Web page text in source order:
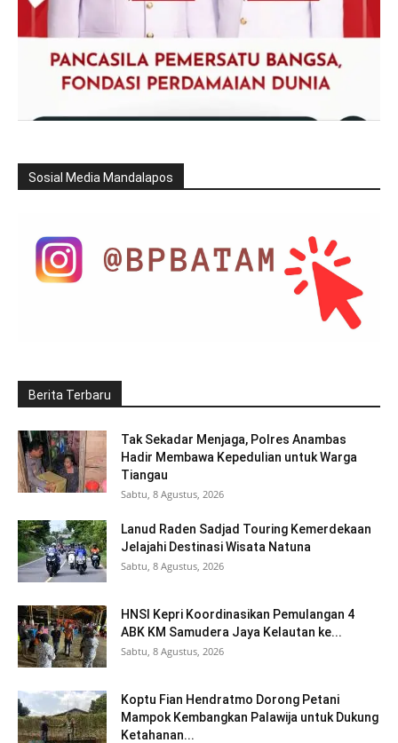
Sosial Media Mandalapos
Berita Terbaru
Tak Sekadar Menjaga, Polres Anambas
Hadir Membawa Kepedulian untuk Warga
Tiangau
Sabtu, 8 Agustus, 2026
Lanud Raden Sadjad Touring Kemerdekaan
Jelajahi Destinasi Wisata Natuna
Sabtu, 8 Agustus, 2026
HNSI Kepri Koordinasikan Pemulangan 4
ABK KM Samudera Jaya Kelautan ke...
Sabtu, 8 Agustus, 2026
Koptu Fian Hendratmo Dorong Petani
Mampok Kembangkan Palawija untuk Dukung
Ketahanan...